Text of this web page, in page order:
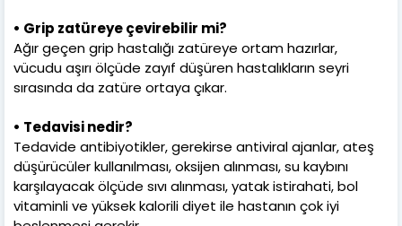
• Grip zatüreye çevirebilir mi?
Ağır geçen grip hastalığı zatüreye ortam hazırlar,
vücudu aşırı ölçüde zayıf düşüren hastalıkların seyri
sırasında da zatüre ortaya çıkar.
• Tedavisi nedir?
Tedavide antibiyotikler, gerekirse antiviral ajanlar, ateş
düşürücüler kullanılması, oksijen alınması, su kaybını
karşılayacak ölçüde sıvı alınması, yatak istirahati, bol
vitaminli ve yüksek kalorili diyet ile hastanın çok iyi